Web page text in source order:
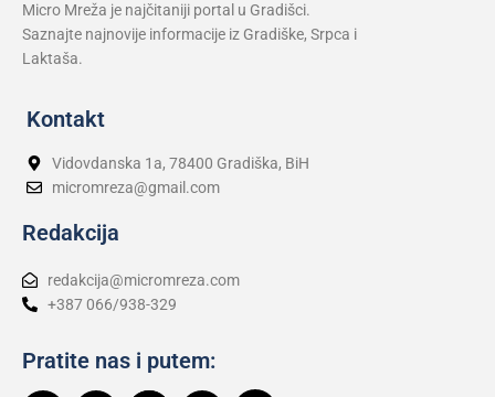
Micro Mreža je najčitaniji portal u Gradišci.
Saznajte najnovije informacije iz Gradiške, Srpca i
Laktaša.
Kontakt
Vidovdanska 1a, 78400 Gradiška, BiH
micromreza@gmail.com
Redakcija
redakcija@micromreza.com
+387 066/938-329
Pratite nas i putem: